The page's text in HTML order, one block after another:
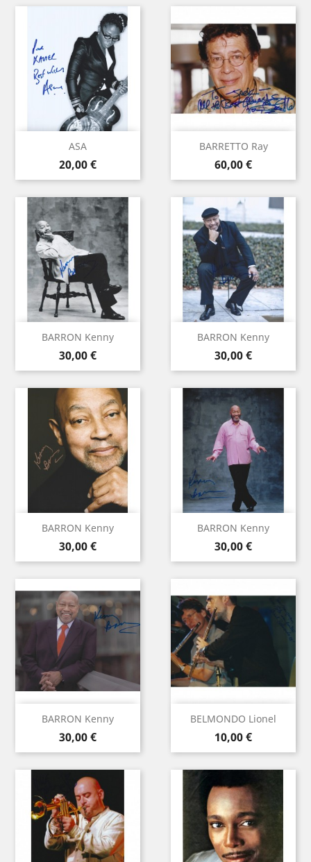
ASA
Prix
20,00 €
BARRETTO Ray
Prix
60,00 €
BARRON Kenny
Prix
30,00 €
BARRON Kenny
Prix
30,00 €
BARRON Kenny
Prix
30,00 €
BARRON Kenny
Prix
30,00 €
BARRON Kenny
Prix
30,00 €
BELMONDO Lionel
Prix
10,00 €